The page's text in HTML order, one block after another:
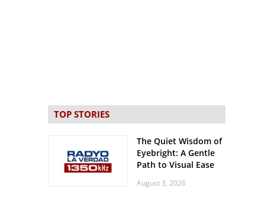
TOP STORIES
The Quiet Wisdom of
Eyebright: A Gentle
Path to Visual Ease
August 3, 2026